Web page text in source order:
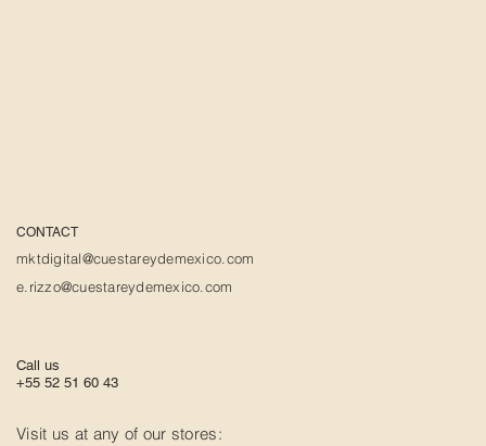
CONTACT
mktdigital@cuestareydemexico.com
e.rizzo@cuestareydemexico.com
Call us
+55 52 51 60 43
Visit us at any of our stores: